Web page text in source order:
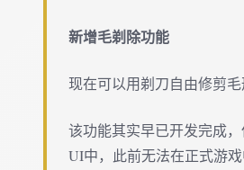
新增毛剃除功能
现在可以用剃刀自由修剪
该功能其实早已开发完成
UI中，此前无法在正式游戏